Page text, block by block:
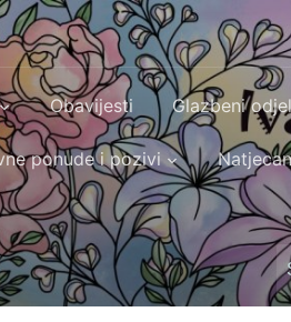
Obavijesti Glazbeni odjel
ponude i pozivi